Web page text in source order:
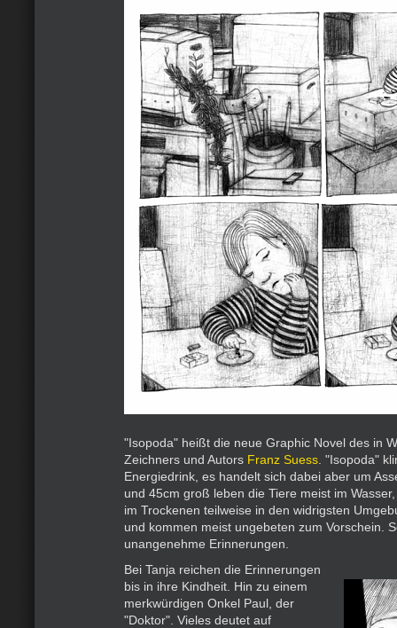
"Isopoda" heißt die neue Graphic Novel des in
Zeichners und Autors Franz Suess . "Isopoda"
Energiedrink, es handelt sich dabei aber um
und 45cm groß leben die Tiere meist im
im Trockenen teilweise in den widrigsten
und kommen meist ungebeten zum Vorschein.
unangenehme Erinnerungen.
Bei Tanja reichen die Erinnerungen
bis in ihre Kindheit. Hin zu einem
merkwürdigen Onkel Paul, der
"Doktor". Vieles deutet auf